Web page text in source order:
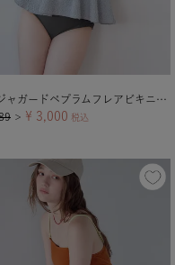
立体ジャガードペプラムフレアビキニ/水着
＞ ¥ 3,000 税込